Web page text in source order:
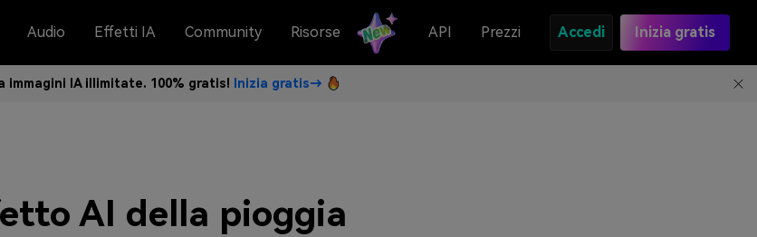
Audio Effetti IA Community Risorse API Prezzi Accedi Inizia gratis
immagini IA illimitate. 100% gratis! Inizia gratis→
AI della pioggia